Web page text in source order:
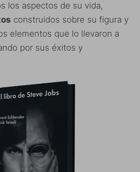
los aspectos de su vida,
construidos sobre su figura y
elementos que lo llevaron a
por sus éxitos y